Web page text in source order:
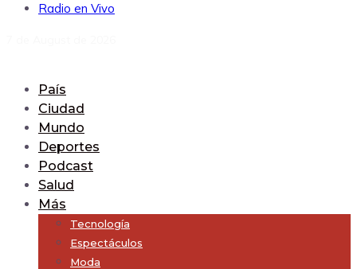
Radio en Vivo
País
Ciudad
Mundo
Deportes
Podcast
Salud
Más
Tecnología
Espectáculos
Moda